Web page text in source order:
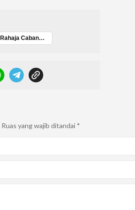
Jasa Rahaja Cabang Ternate
Ruas yang wajib ditandai *